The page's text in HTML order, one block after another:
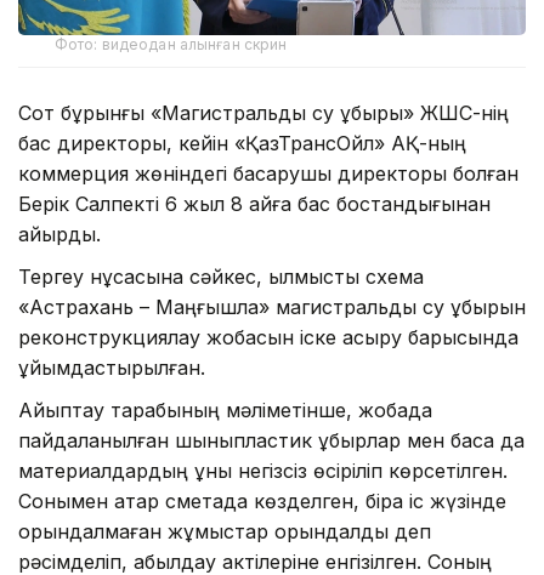
Фото: видеодан алынған скрин
Сот бұрынғы «Магистральдық су құбыры» ЖШС-нің
бас директоры, кейін «ҚазТрансОйл» АҚ-ның
коммерция жөніндегі басқарушы директоры болған
Берік Салпекті 6 жыл 8 айға бас бостандығынан
айырды.
Тергеу нұсқасына сәйкес, қылмыстық схема
«Астрахань – Маңғышлақ» магистральдық су құбырын
реконструкциялау жобасын іске асыру барысында
ұйымдастырылған.
Айыптау тарабының мәліметінше, жобада
пайдаланылған шыныпластик құбырлар мен басқа да
материалдардың құны негізсіз өсіріліп көрсетілген.
Сонымен қатар сметада көзделген, бірақ іс жүзінде
орындалмаған жұмыстар орындалды деп
рәсімделіп, қабылдау актілеріне енгізілген. Соның